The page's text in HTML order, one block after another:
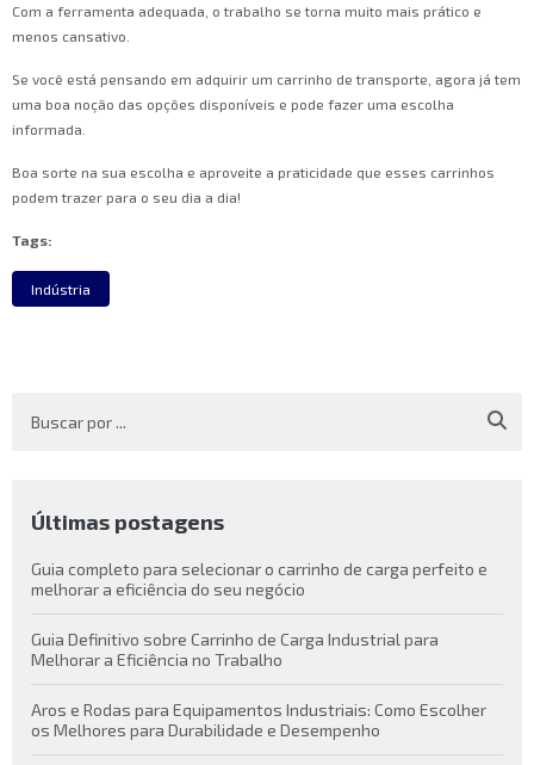
Com a ferramenta adequada, o trabalho se torna muito mais prático e
menos cansativo.
Se você está pensando em adquirir um carrinho de transporte, agora já tem
uma boa noção das opções disponíveis e pode fazer uma escolha
informada.
Boa sorte na sua escolha e aproveite a praticidade que esses carrinhos
podem trazer para o seu dia a dia!
Tags:
Indústria
Últimas postagens
Guia completo para selecionar o carrinho de carga perfeito e
melhorar a eficiência do seu negócio
Guia Definitivo sobre Carrinho de Carga Industrial para
Melhorar a Eficiência no Trabalho
Aros e Rodas para Equipamentos Industriais: Como Escolher
os Melhores para Durabilidade e Desempenho